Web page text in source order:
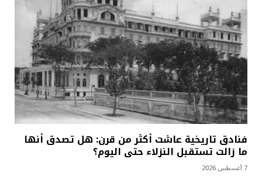
فنادق تاريخية عاشت أكثر من قرن: هل تصدق أنها
ما زالت تستقبل النزلاء حتى اليوم؟
7 أغسطس 2026